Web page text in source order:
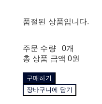
품절된 상품입니다.
주문 수량
0개
총 상품 금액 0원
구매하기
장바구니에 담기